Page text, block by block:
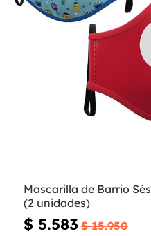
Mascarilla de Barrio
(2 unidades)
$ 5.583 $ 15.950